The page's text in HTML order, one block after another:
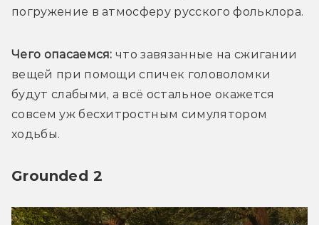
погружение в атмосферу русского фольклора.
Чего опасаемся: что завязанные на сжигании
вещей при помощи спичек головоломки
будут слабыми, а всё остальное окажется
совсем уж бесхитростным симулятором
ходьбы.
Grounded 2